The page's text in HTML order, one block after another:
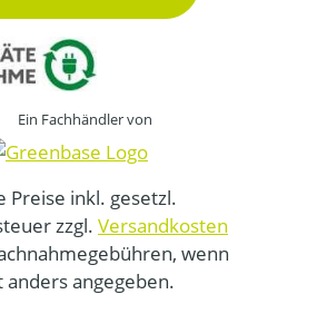
Ein Fachhändler von
Preise inkl. gesetzl.
zzgl. Versandkosten
wenn
anders angegeben.